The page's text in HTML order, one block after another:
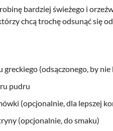
bardziej świeżego i
chcą trochę odsunąć się
greckiego (odsączonego, by
pudru
(opcjonalnie, dla lepszej
(opcjonalnie, do smaku)